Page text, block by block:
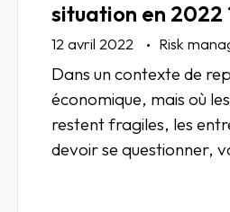
situation en 2022
12 avril 2022 Risk
Dans un contexte de
économique, mais où
restent fragiles, les
devoir se questionner,
mieux une hausse